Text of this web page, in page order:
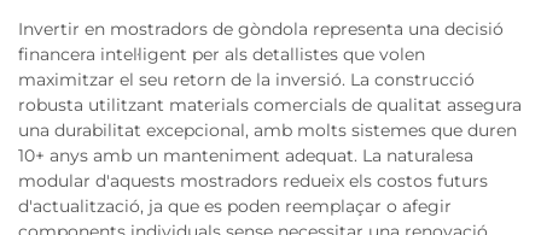
Invertir en mostradors de gòndola representa una decisió
financera intel·ligent per als detallistes que volen
maximitzar el seu retorn de la inversió. La construcció
robusta utilitzant materials comercials de qualitat assegura
una durabilitat excepcional, amb molts sistemes que duren
10+ anys amb un manteniment adequat. La naturalesa
modular d'aquests mostradors redueix els costos futurs
d'actualització, ja que es poden reemplaçar o afegir